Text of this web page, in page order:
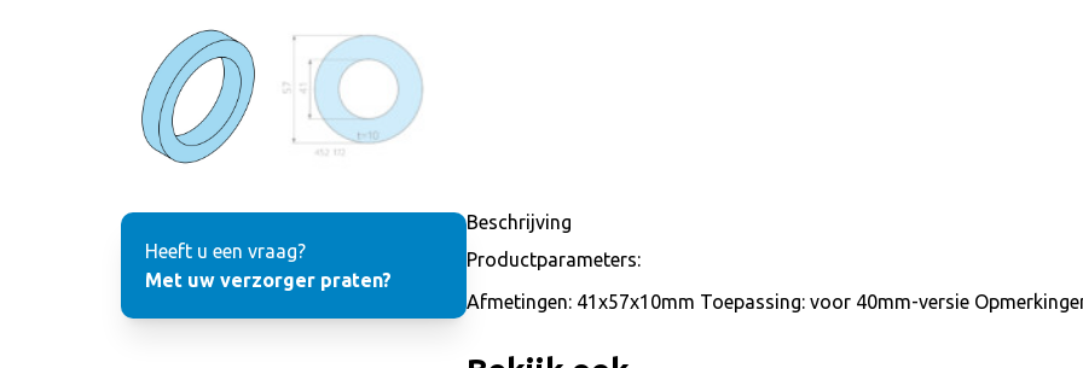
Heeft u een vraag?
Met uw verzorger praten?
Beschrijving
Productparameters:
Afmetingen: 41x57x10mm Toepassing: voor 40mm-versie